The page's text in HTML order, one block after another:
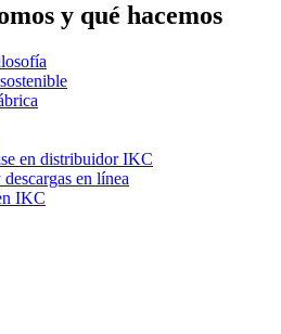
y qué hacemos
en distribuidor IKC
en línea
IKC